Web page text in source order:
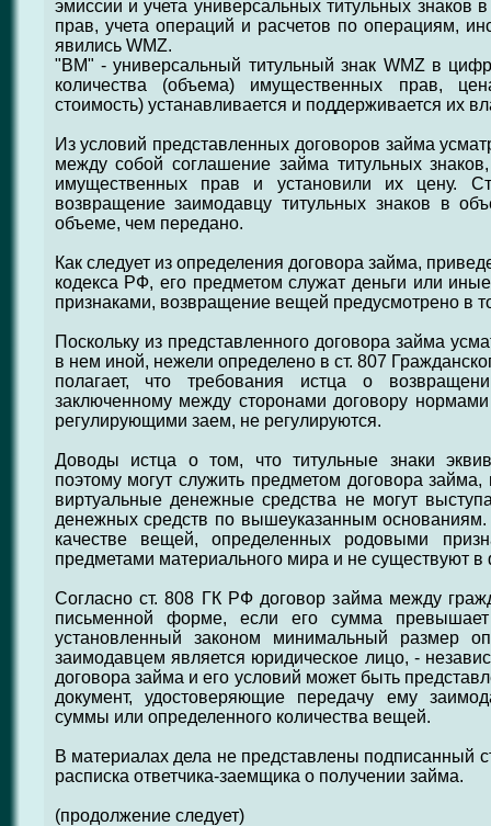
эмиссии и учета универсальных титульных
прав, учета операций и расчетов по операциям,
явились WMZ.
"ВМ" - универсальный титульный знак WMZ в
количества (объема) имущественных прав,
стоимость) устанавливается и поддерживается их
Из условий представленных договоров займа
между собой соглашение займа титульных
имущественных прав и установили их цену.
возвращение заимодавцу титульных знаков в
объеме, чем передано.
Как следует из определения договора займа,
кодекса РФ, его предметом служат деньги или
признаками, возвращение вещей предусмотрено в
Поскольку из представленного договора займа
в нем иной, нежели определено в ст. 807
полагает, что требования истца о
заключенному между сторонами договору нормами
регулирующими заем, не регулируются.
Доводы истца о том, что титульные знаки
поэтому могут служить предметом договора
виртуальные денежные средства не могут
денежных средств по вышеуказанным
качестве вещей, определенных родовыми
предметами материального мира и не существуют
Согласно ст. 808 ГК РФ договор займа между
письменной форме, если его сумма
установленный законом минимальный размер
заимодавцем является юридическое лицо, -
договора займа и его условий может быть
документ, удостоверяющие передачу ему
суммы или определенного количества вещей.
В материалах дела не представлены подписанный
расписка ответчика-заемщика о получении займа.
(продолжение следует)